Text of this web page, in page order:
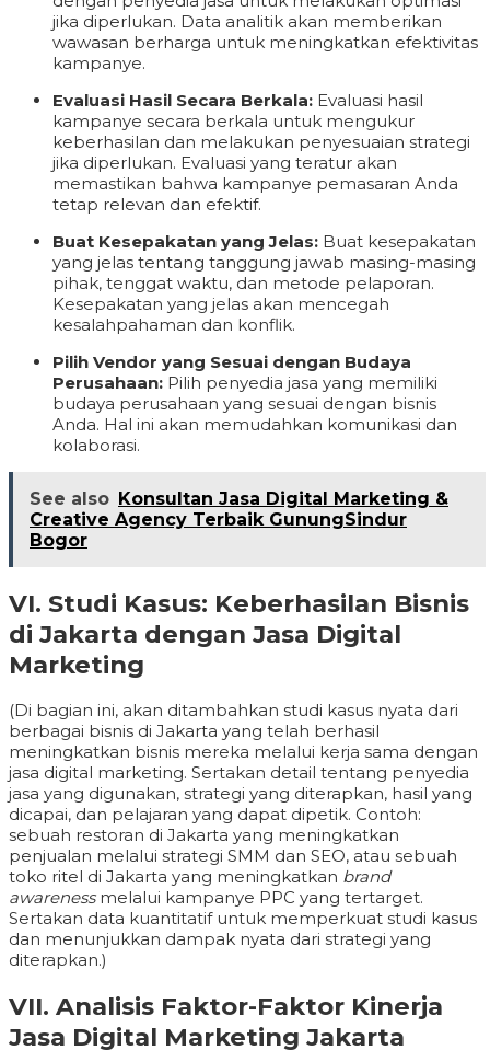
jika diperlukan. Data analitik akan memberikan
wawasan berharga untuk meningkatkan efektivitas
kampanye.
Evaluasi Hasil Secara Berkala: Evaluasi hasil
kampanye secara berkala untuk mengukur
keberhasilan dan melakukan penyesuaian strategi
jika diperlukan. Evaluasi yang teratur akan
memastikan bahwa kampanye pemasaran Anda
tetap relevan dan efektif.
Buat Kesepakatan yang Jelas: Buat kesepakatan
yang jelas tentang tanggung jawab masing-masing
pihak, tenggat waktu, dan metode pelaporan.
Kesepakatan yang jelas akan mencegah
kesalahpahaman dan konflik.
Pilih Vendor yang Sesuai dengan Budaya
Perusahaan: Pilih penyedia jasa yang memiliki
budaya perusahaan yang sesuai dengan bisnis
Anda. Hal ini akan memudahkan komunikasi dan
kolaborasi.
See also Konsultan Jasa Digital Marketing &
Creative Agency Terbaik GunungSindur
Bogor
VI. Studi Kasus: Keberhasilan Bisnis
di Jakarta dengan Jasa Digital
Marketing
(Di bagian ini, akan ditambahkan studi kasus nyata dari
berbagai bisnis di Jakarta yang telah berhasil
meningkatkan bisnis mereka melalui kerja sama dengan
jasa digital marketing. Sertakan detail tentang penyedia
jasa yang digunakan, strategi yang diterapkan, hasil yang
dicapai, dan pelajaran yang dapat dipetik. Contoh:
sebuah restoran di Jakarta yang meningkatkan
penjualan melalui strategi SMM dan SEO, atau sebuah
toko ritel di Jakarta yang meningkatkan brand
awarenessmelalui kampanye PPC yang tertarget.
Sertakan data kuantitatif untuk memperkuat studi kasus
dan menunjukkan dampak nyata dari strategi yang
diterapkan.)
VII. Analisis Faktor-Faktor Kinerja
Jasa Digital Marketing Jakarta